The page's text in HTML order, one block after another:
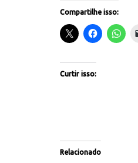
Compartilhe isso:
Curtir isso:
Relacionado